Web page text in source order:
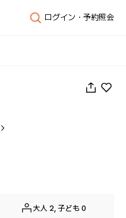
ログイン・予約照会
大人 2, 子ども 0